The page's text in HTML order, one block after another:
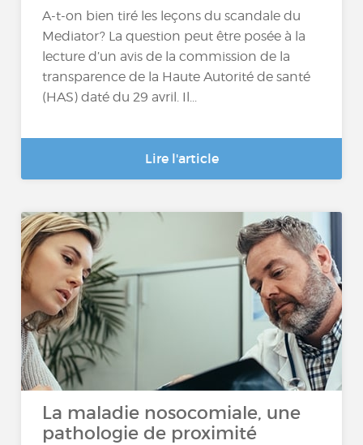
A-t-on bien tiré les leçons du scandale du
Mediator ? La question peut être posée à la
lecture d’un avis de la commission de la
transparence de la Haute Autorité de santé
(HAS) daté du 29 avril. Il...
Lire l'article
La maladie nosocomiale, une
pathologie de proximité